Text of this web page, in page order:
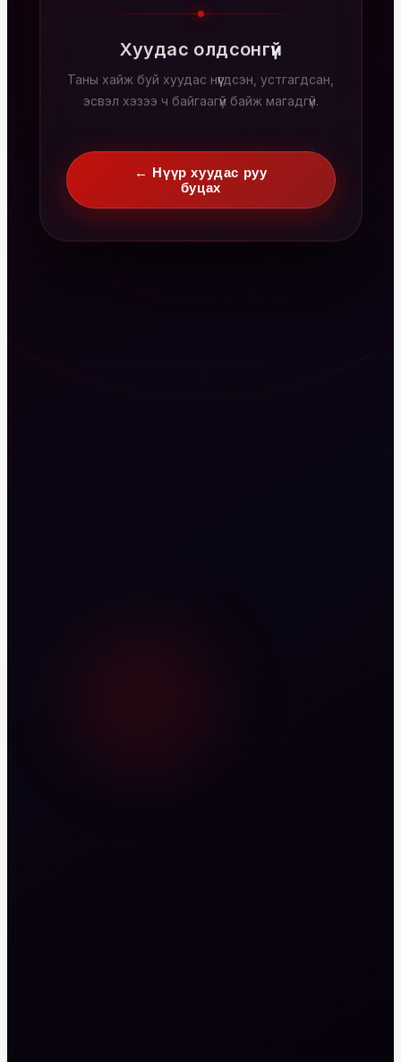
Хуудас олдсонгүй
Таны хайж буй хуудас нүүгдсэн, устгагдсан,
эсвэл хэзээ ч байгаагүй байж магадгүй.
← Нүүр хуудас руу
буцах